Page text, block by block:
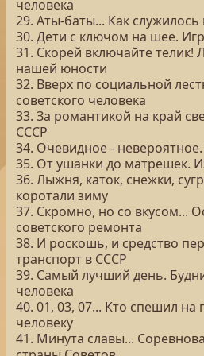
человека
29. Аты-баты... Как
30. Дети с ключом на шее.
31. Скорей включайте
нашей юности
32. Вверх по социальной
советского человека
33. За романтикой на край
СССР
34. Очевидное -
35. От ушанки до матрешек.
36. Лыжня, каток, снежки,
коротали зиму
37. Скромно, но со вкусом...
советского ремонта
38. И роскошь, и средство
транспорт в СССР
39. Самый лучший день.
человека
40. 01, 03, 07... Кто спешил
человеку
41. Минута славы...